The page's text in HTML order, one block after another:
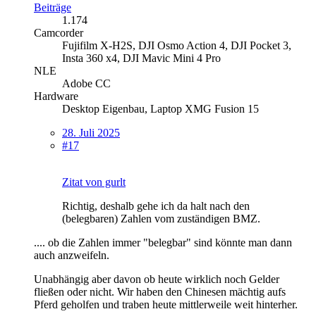
Beiträge
1.174
Camcorder
Fujifilm X-H2S, DJI Osmo Action 4, DJI Pocket 3,
Insta 360 x4, DJI Mavic Mini 4 Pro
NLE
Adobe CC
Hardware
Desktop Eigenbau, Laptop XMG Fusion 15
28. Juli 2025
#17
Zitat von gurlt
Richtig, deshalb gehe ich da halt nach den
(belegbaren) Zahlen vom zuständigen BMZ.
.... ob die Zahlen immer "belegbar" sind könnte man dann
auch anzweifeln.
Unabhängig aber davon ob heute wirklich noch Gelder
fließen oder nicht. Wir haben den Chinesen mächtig aufs
Pferd geholfen und traben heute mittlerweile weit hinterher.